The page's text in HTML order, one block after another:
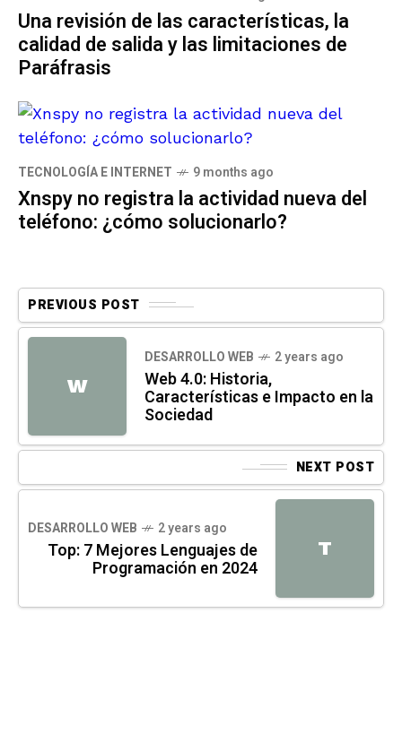
Una revisión de las características, la
calidad de salida y las limitaciones de
Paráfrasis
TECNOLOGÍA E INTERNET 9 months ago
Xnspy no registra la actividad nueva del
teléfono: ¿cómo solucionarlo?
PREVIOUS POST
W
DESARROLLO WEB 2 years ago
Web 4.0: Historia,
Características e Impacto en la
Sociedad
NEXT POST
T
DESARROLLO WEB 2 years ago
Top: 7 Mejores Lenguajes de
Programación en 2024